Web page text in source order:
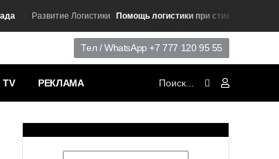
Развитие Логистики Помощь логистики при стихийных
Тел / WhatsApp +7 777 120 95 55
TV РЕКЛАМА